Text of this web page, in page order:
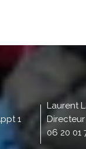
1
Laurent
06 20 01